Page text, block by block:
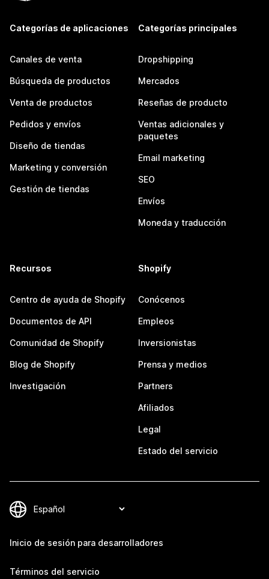
Categorías de aplicaciones
Canales de venta
Búsqueda de productos
Venta de productos
Pedidos y envíos
Diseño de tiendas
Marketing y conversión
Gestión de tiendas
Categorías principales
Dropshipping
Mercados
Reseñas de producto
Ventas adicionales y
paquetes
Email marketing
SEO
Envíos
Moneda y traducción
Recursos
Centro de ayuda de Shopify
Documentos de API
Comunidad de Shopify
Blog de Shopify
Investigación
Shopify
Conócenos
Empleos
Inversionistas
Prensa y medios
Partners
Afiliados
Legal
Estado del servicio
Inicio de sesión para desarrolladores
Términos del servicio